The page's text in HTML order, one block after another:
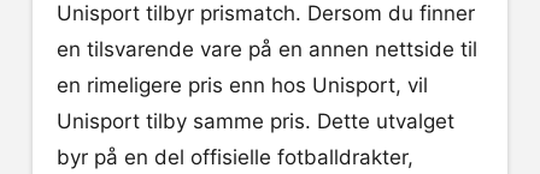
Unisport tilbyr prismatch. Dersom du finner
en tilsvarende vare på en annen nettside til
en rimeligere pris enn hos Unisport, vil
Unisport tilby samme pris. Dette utvalget
byr på en del offisielle fotballdrakter,